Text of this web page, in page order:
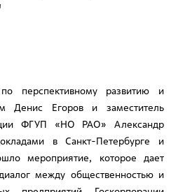
перспективному развитию и
Денис Егоров и заместитель
ФГУП «НО РАО» Александр
в Санкт-Петербурге и
мероприятие, которое дает
между общественностью и